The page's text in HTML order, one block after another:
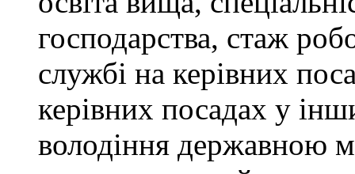
господарства, стаж
службі на керівних
керівних посадах у
володіння державною